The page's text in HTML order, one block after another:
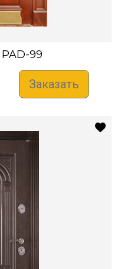
PAD-99
Заказать